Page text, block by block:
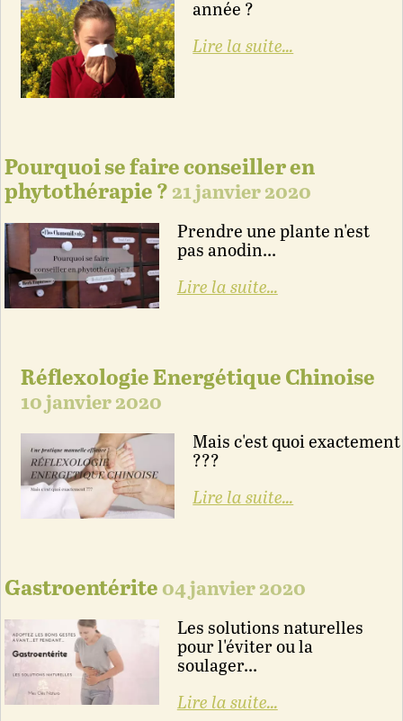
année ?
Lire la suite...
Pourquoi se faire conseiller en
phytothérapie ? 21 janvier 2020
Prendre une plante n'est
pas anodin...
Lire la suite...
Réflexologie Energétique Chinoise
10 janvier 2020
Mais c'est quoi exactement
???
Lire la suite...
Gastroentérite 04 janvier 2020
Les solutions naturelles
pour l'éviter ou la
soulager...
Lire la suite...